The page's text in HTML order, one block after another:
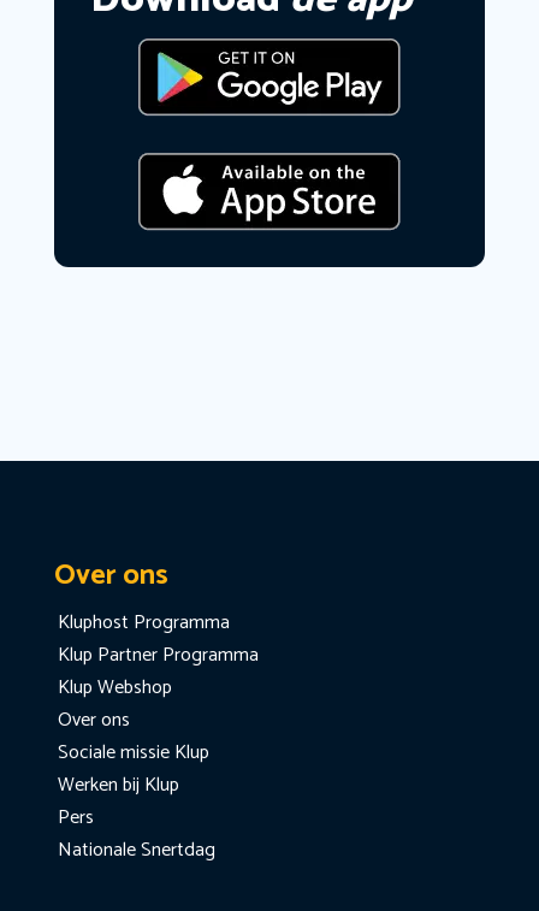
Over ons
Kluphost Programma
Klup Partner Programma
Klup Webshop
Over ons
Sociale missie Klup
Werken bij Klup
Pers
Nationale Snertdag